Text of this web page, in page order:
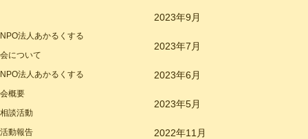
2023年9月
2023年7月
2023年6月
2023年5月
2022年11月
NPO法人あかるくする
会について
NPO法人あかるくする
会概要
相談活動
活動報告